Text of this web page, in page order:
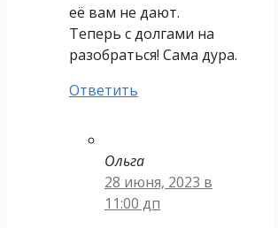
её вам не дают.
Теперь с долгами на
разобраться! Сама дура.
Ответить
Ольга
28 июня, 2023 в
11:00 дп